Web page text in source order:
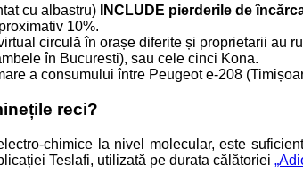
cu albastru) INCLUDE pierderile de
10%.
circulă în orașe diferite și proprietarii au
în Bucuresti), sau cele cinci Kona.
a consumului între Peugeot e-208
reci?
chimice la nivel molecular, este
Teslafi, utilizată pe durata călătoriei